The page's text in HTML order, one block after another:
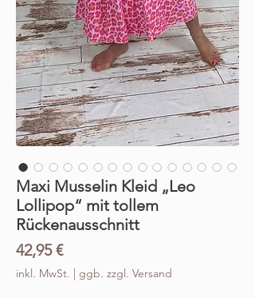
Maxi Musselin Kleid „Leo
Lollipop“ mit tollem
Rückenausschnitt
42,95 €Preis
inkl. MwSt. | ggb. zzgl. Versand